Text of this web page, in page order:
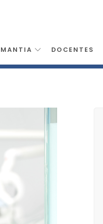
Higienista Valencia
DOCENTES